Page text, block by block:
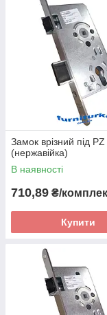
Замок врізний під PZ
(нержавійка)
В наявності
710,89 ₴/
Купити